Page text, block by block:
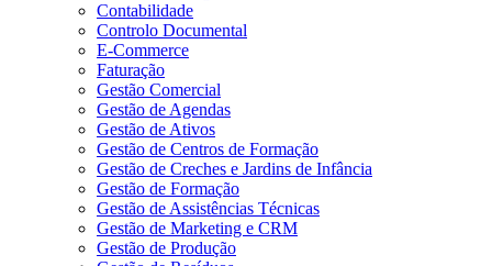
Contabilidade
Controlo Documental
E-Commerce
Faturação
Gestão Comercial
Gestão de Agendas
Gestão de Ativos
Gestão de Centros de Formação
Gestão de Creches e Jardins de Infância
Gestão de Formação
Gestão de Assistências Técnicas
Gestão de Marketing e CRM
Gestão de Produção